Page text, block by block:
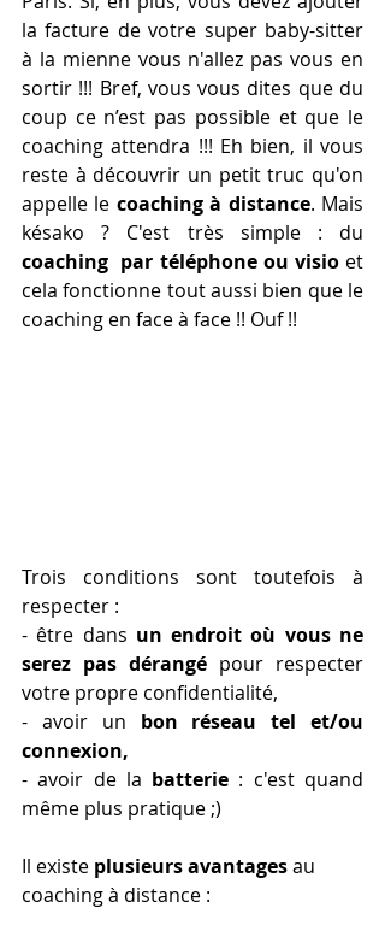
la facture de votre super baby-sitter
à la mienne vous n'allez pas vous en
sortir !!! Bref, vous vous dites que du
coup ce n’est pas possible et que le
coaching attendra !!! Eh bien, il vous
reste à découvrir un petit truc qu'on
appelle le coaching à distance. Mais
coaching  par téléphone ou visio et
cela fonctionne tout aussi bien que le
coaching en face à face !! Ouf !!
Trois conditions sont toutefois à
respecter :
- être dans un endroit où vous ne
serez pas dérangé pour respecter
votre propre confidentialité,
- avoir un bon réseau tel et/ou
connexion,
- avoir de la batterie : c'est quand
même plus pratique ;)
Il existe plusieurs avantages au
coaching à distance :